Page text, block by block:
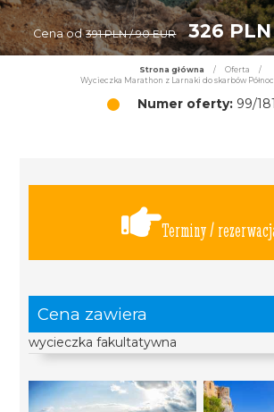
Cena od 391 PLN / 90 EUR 326
Strona główna / Oferta
/
Wycieczka Marathon z Larnaki do skarbów
Numer oferty:99/
Terminy /
Cena zawiera
wycieczka fakultatywna